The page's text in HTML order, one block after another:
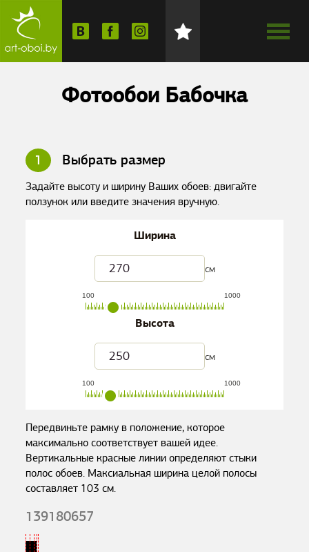
Фотообои Бабочка
1 Выбрать размер
Задайте высоту и ширину Ваших обоев: двигайте
ползунок или введите значения вручную.
Ширина
см
100 1000
Высота
см
100 1000
Передвиньте рамку в положение, которое
максимально соответствует вашей идее.
Вертикальные красные линии определяют стыки
полос обоев. Максиальная ширина целой полосы
составляет 103 см.
139180657